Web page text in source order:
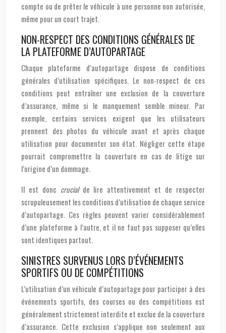
compte ou de prêter le véhicule à une personne non autorisée,
même pour un court trajet.
NON-RESPECT DES CONDITIONS GÉNÉRALES DE
LA PLATEFORME D’AUTOPARTAGE
Chaque plateforme d’autopartage dispose de conditions
générales d’utilisation spécifiques. Le non-respect de ces
conditions peut entraîner une exclusion de la couverture
d’assurance, même si le manquement semble mineur. Par
exemple, certains services exigent que les utilisateurs
prennent des photos du véhicule avant et après chaque
utilisation pour documenter son état. Négliger cette étape
pourrait compromettre la couverture en cas de litige sur
l’origine d’un dommage.
Il est donc crucial de lire attentivement et de respecter
scrupuleusement les conditions d’utilisation de chaque service
d’autopartage. Ces règles peuvent varier considérablement
d’une plateforme à l’autre, et il ne faut pas supposer qu’elles
sont identiques partout.
SINISTRES SURVENUS LORS D’ÉVÉNEMENTS
SPORTIFS OU DE COMPÉTITIONS
L’utilisation d’un véhicule d’autopartage pour participer à des
événements sportifs, des courses ou des compétitions est
généralement strictement interdite et exclue de la couverture
d’assurance. Cette exclusion s’applique non seulement aux